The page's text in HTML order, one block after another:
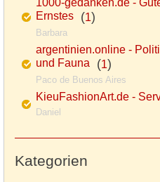
1000-gedanken.de -
Ernstes (1)
Barbara
argentinien.online -
und Fauna (1)
Paco de Buenos Aires
KieuFashionArt.de -
Daniel
Kategorien